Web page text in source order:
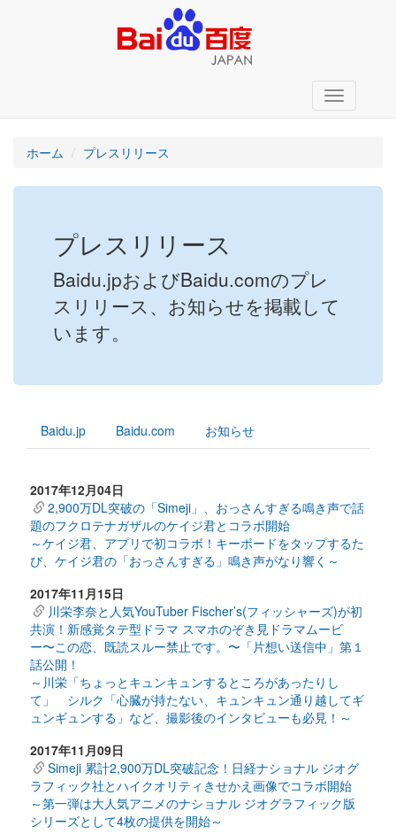
Toggle
navigation
ホーム プレスリリース
プレスリリース
Baidu.jpおよびBaidu.comのプレ
スリリース、お知らせを掲載して
います。
Baidu.jp Baidu.com お知らせ
2017年12月04日
2,900万DL突破の「Simeji」、おっさんすぎる鳴き声で話
題のフクロテナガザルのケイジ君とコラボ開始
～ケイジ君、アプリで初コラボ！キーボードをタップするた
び、ケイジ君の「おっさんすぎる」鳴き声がなり響く～
2017年11月15日
川栄李奈と人気YouTuber Fischer’s(フィッシャーズ)が初
共演！新感覚タテ型ドラマ スマホのぞき見ドラマムービ
ー〜この恋、既読スルー禁止です。〜「片想い送信中」第１
話公開！
～川栄「ちょっとキュンキュンするところがあったりし
て」 シルク「心臓が持たない、キュンキュン通り越してギ
ュンギュンする」など、撮影後のインタビューも必見！～
2017年11月09日
Simeji 累計2,900万DL突破記念！日経ナショナル ジオグ
ラフィック社とハイクオリティきせかえ画像でコラボ開始
～第一弾は大人気アニメのナショナル ジオグラフィック版
シリーズとして4枚の提供を開始～